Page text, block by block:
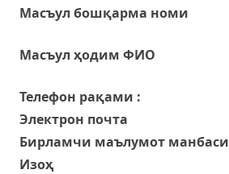
Масъул бошқарма номи
Масъул ҳодим ФИО
Телефон рақами :
Электрон почта
Бирламчи маълумот манбаси
Изоҳ